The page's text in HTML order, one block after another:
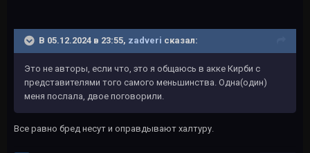
В 05.12.2024 в 23:55, zadveri сказал:
Это не авторы, если что, это я общаюсь в акке Кирби с
представителями того самого меньшинства. Одна(один)
меня послала, двое поговорили.
Все равно бред несут и оправдывают халтуру.